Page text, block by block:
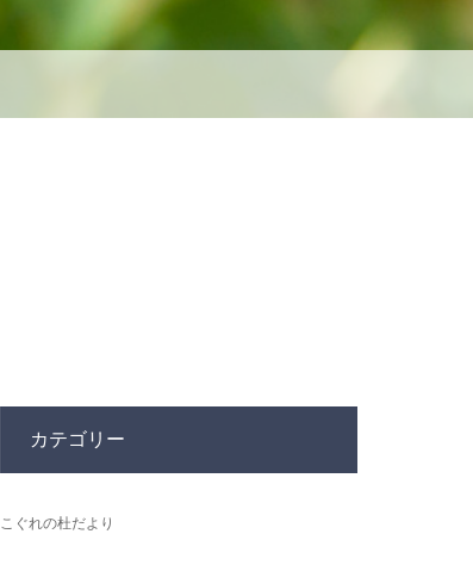
カテゴリー
こぐれの杜だより